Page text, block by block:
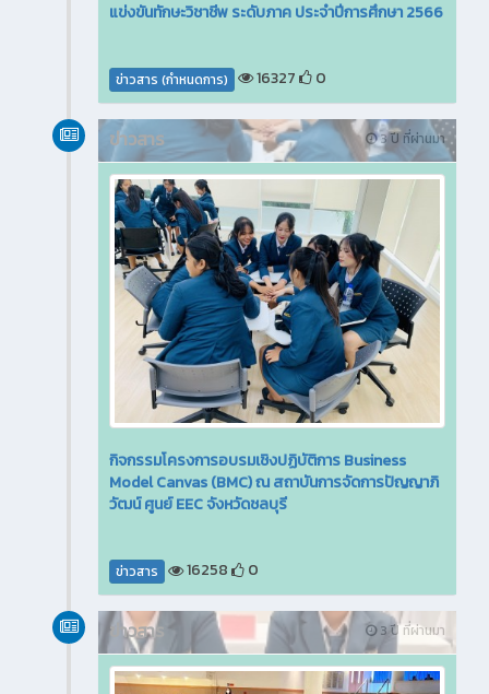
แข่งขันทักษะวิชาชีพ ระดับภาค ประจำปีการศึกษา 2566
ข่าวสาร (กำหนดการ) 16327 0
3 ปี ที่ผ่านมา
ข่าวสาร
กิจกรรมโครงการอบรมเชิงปฏิบัติการ Business
Model Canvas (BMC) ณ สถาบันการจัดการปัญญาภิ
วัฒน์ ศูนย์ EEC จังหวัดชลบุรี
ข่าวสาร 16258 0
3 ปี ที่ผ่านมา
ข่าวสาร